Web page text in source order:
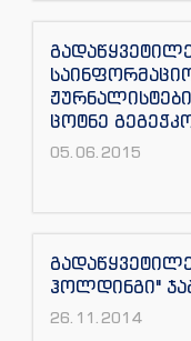
ცოტნე
05.06.2015
ჰოლდინგი"
26.11.2014